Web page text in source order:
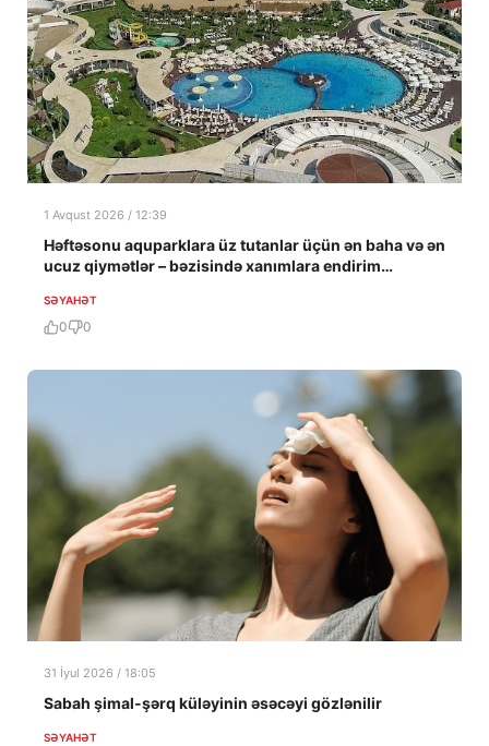
1 Avqust 2026 / 12:39
Həftəsonu aquparklara üz tutanlar üçün ən baha və ən
ucuz qiymətlər – bəzisində xanımlara endirim…
SƏYAHƏT
0 0
31 İyul 2026 / 18:05
Sabah şimal-şərq küləyinin əsəcəyi gözlənilir
SƏYAHƏT